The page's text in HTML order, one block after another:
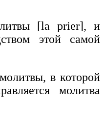
[la prier], и
этой самой
в которой
молитва